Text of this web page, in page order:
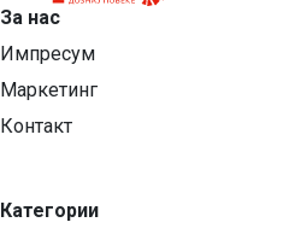
За нас
Импресум
Маркетинг
Контакт
Категории